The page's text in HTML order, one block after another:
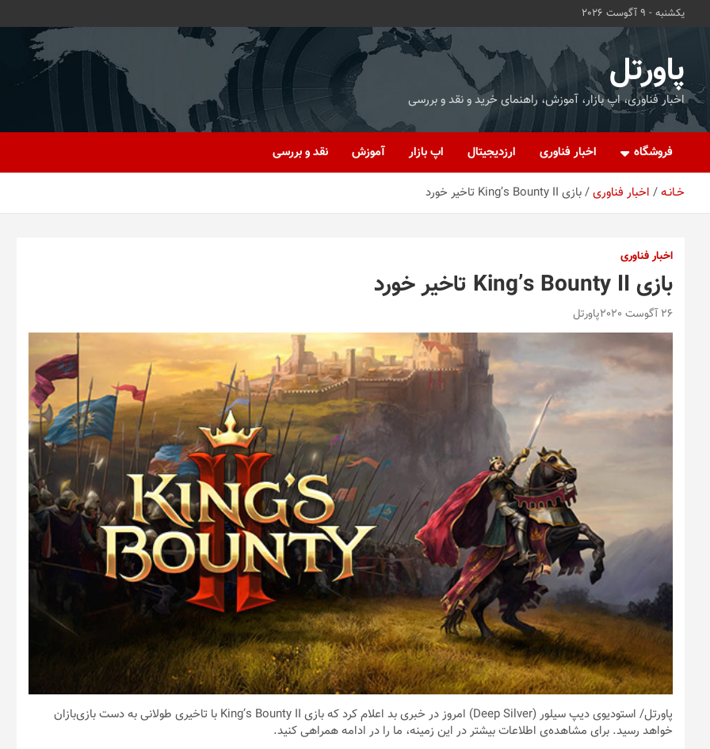
یکشنبه - 9 آگوست 2026
پاورتل
اخبار فناوری، اپ بازار، آموزش، راهنمای خرید و نقد و بررسی
فروشگاه اخبار فناوری ارزدیجیتال اپ بازار آموزش نقد و بررسی
خـانـه اخبار فناوری بازی King’s Bounty II تاخیر خورد
اخبار فناوری
بازی King’s Bounty II تاخیر خورد
26 آگوست 2020 پاورتل
پاورتل
/ استودیوی دیپ سیلور (Deep Silver) امروز در خبری بد اعلام کرد که بازی King’s Bounty II با تاخیری طولانی به دست بازی‌بازان
خواهد رسید. برای مشاهده‌ی اطلاعات بیشتر در این زمینه، ما را در ادامه همراهی کنید.